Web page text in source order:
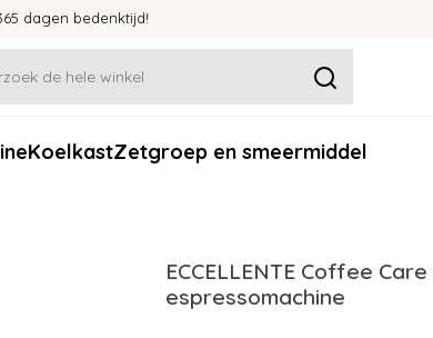
dagen bedenktijd!
KoelkastZetgroep en smeermiddel
ECCELLENTE Coffee
espressomachine